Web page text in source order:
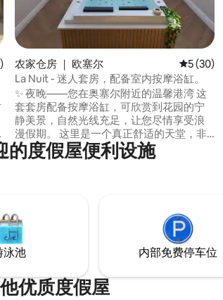
5 分（满分 5 分），共 33 条评价
农家仓房 ｜ 欧塞尔 平均评
5 (30)
La Nuit - 迷人套房，配备室内按摩浴缸。
✨ 夜晚——您在奥塞尔附近的温馨港湾 这
套套房配备按摩浴缸，可欣赏到花园的宁
静美景，自然光线充足，让您尽情享受浪
漫假期。 这里是一个真正舒适的天堂，非
常适合情侣入住放松身心，也非常适合女
生们来此度过美好夜晚。 在浴缸中放松身
（Chablis）20 分钟车程。
的度假屋便利设施
泳池 内部免费停车位
优质度假屋